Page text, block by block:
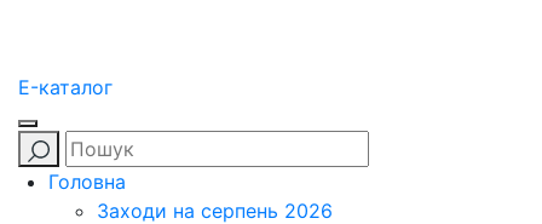
E-каталог
Головна
Заходи на серпень 2026